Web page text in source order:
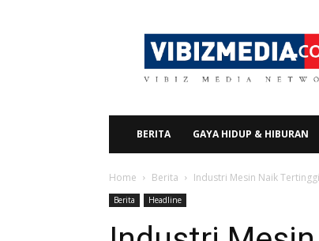
Vibizmedia.com
BERITA GAYA HIDUP & HIBURAN
Home Berita Industri Mesin Naik
Berita Headline